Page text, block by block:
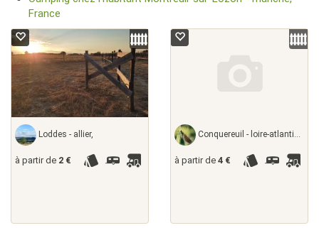
France
Loddes - allier,
à partir de 2 €
Conquereuil - loire-atlantique, France
à partir de 4 €